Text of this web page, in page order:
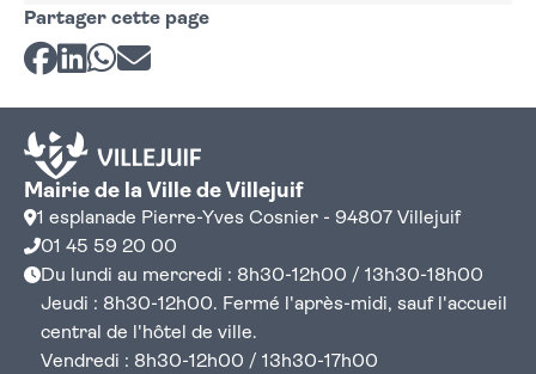
Partager cette page
Partager sur Facebook
Partager sur LinkedIn
Partager sur Whatsapp
Partager par courriel
Mairie de la Ville de Villejuif
1 esplanade Pierre-Yves Cosnier - 94807 Villejuif
01 45 59 20 00
Du lundi au mercredi : 8h30-12h00 / 13h30-18h00
Jeudi : 8h30-12h00. Fermé l'après-midi, sauf l'accueil
central de l'hôtel de ville.
Vendredi : 8h30-12h00 / 13h30-17h00